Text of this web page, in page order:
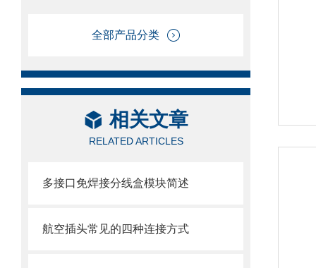
全部产品分类
相关文章
RELATED ARTICLES
多接口免焊接分线盒模块简述
航空插头常见的四种连接方式